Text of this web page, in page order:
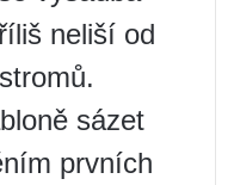
neliší od
sázet
prvních